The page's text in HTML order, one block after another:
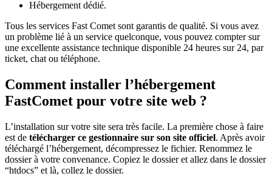
Hébergement dédié.
Tous les services Fast Comet sont garantis de qualité. Si vous avez
un problème lié à un service quelconque, vous pouvez compter sur
une excellente assistance technique disponible 24 heures sur 24, par
ticket, chat ou téléphone.
Comment installer l’hébergement
FastComet pour votre site web ?
L’installation sur votre site sera très facile. La première chose à faire
est de télécharger ce gestionnaire sur son site officiel. Après avoir
téléchargé l’hébergement, décompressez le fichier. Renommez le
dossier à votre convenance. Copiez le dossier et allez dans le dossier
“htdocs” et là, collez le dossier.